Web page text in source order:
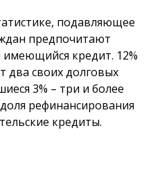
подавляющее
предпочитают
кредит. 12%
своих долговых
3% – три и более
рефинансирования
кредиты.